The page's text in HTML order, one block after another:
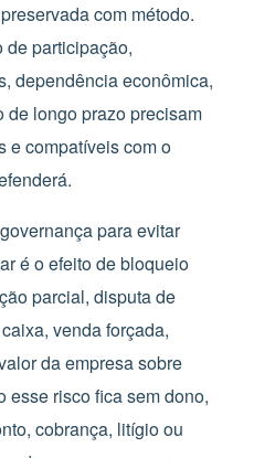
com método.
participação,
dependência econômica,
de longo prazo precisam
e compatíveis com o
para evitar
é o efeito de bloqueio
parcial, disputa de
venda forçada,
da empresa sobre
esse risco fica sem dono,
cobrança, litígio ou